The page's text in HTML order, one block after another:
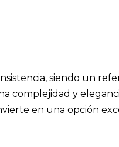
siendo un
complejidad y
en una opción